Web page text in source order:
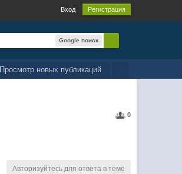
Вход Регистрация
Google поиск
Просмотр новых публикаций
0
Авторизуйтесь для ответа в теме